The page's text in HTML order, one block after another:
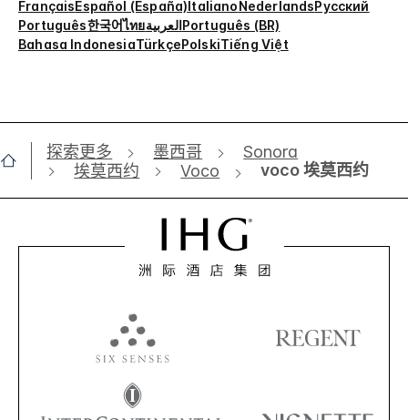
FrançaisEspañol (España)ItalianoNederlandsРусский
Português한국어ไทยالعربيةPortuguês (BR)
Bahasa IndonesiaTürkçePolskiTiếng Việt
探索更多 墨西哥
Sonora
埃莫西约
Voco voco 埃莫西约